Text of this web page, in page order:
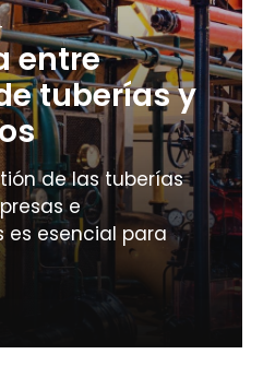
entre
tuberías y
de las tuberías
e
es esencial para